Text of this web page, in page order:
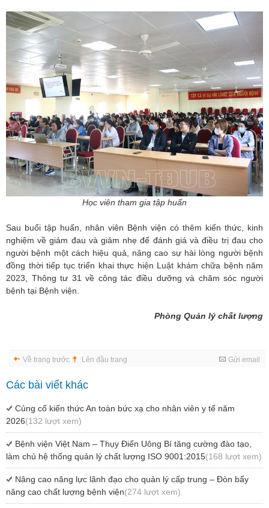
Học viên tham gia tập huấn
Sau buổi tập huấn, nhân viên Bệnh viện có thêm kiến thức, kinh
nghiệm về giảm đau và giảm nhẹ để đánh giá và điều trị đau cho
người bệnh một cách hiệu quả, nâng cao sự hài lòng người bệnh
đồng thời tiếp tục triển khai thực hiện Luật khám chữa bệnh năm
2023, Thông tư 31 về công tác điều dưỡng và chăm sóc người
bệnh tại Bệnh viện.
Phòng Quản lý chất lượng
Về trang trước Lên đầu trang Gửi email
Các bài viết khác
Củng cố kiến thức An toàn bức xạ cho nhân viên y tế năm
2026(132 lượt xem)
Bệnh viện Việt Nam – Thụy Điển Uông Bí tăng cường đào tạo,
làm chủ hệ thống quản lý chất lượng ISO 9001:2015(168 lượt xem)
Nâng cao năng lực lãnh đạo cho quản lý cấp trung – Đòn bẩy
nâng cao chất lượng bệnh viện(274 lượt xem)